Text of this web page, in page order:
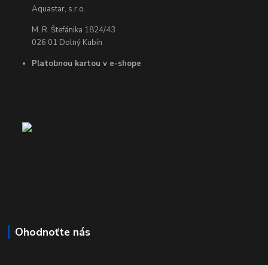
Aquastar, s.r.o.
M. R. Štefánika 1824/43
026 01 Dolný Kubín
Platobnou kartou v e-shope
Ohodnoťte nás